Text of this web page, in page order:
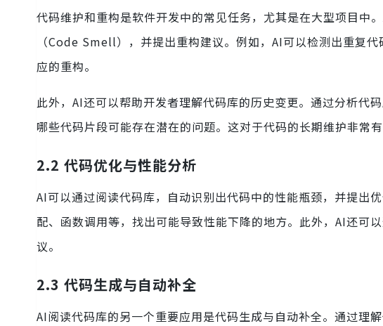
代码维护和重构是软件开发中的常见任务，尤其是在大型项目中
（Code Smell），并提出重构建议。例如，AI可以检测出重复
应的重构。
此外，AI还可以帮助开发者理解代码库的历史变更。通过分析代
哪些代码片段可能存在潜在的问题。这对于代码的长期维护非常有
2.2 代码优化与性能分析
AI可以通过阅读代码库，自动识别出代码中的性能瓶颈，并提出
配、函数调用等，找出可能导致性能下降的地方。此外，AI还可
议。
2.3 代码生成与自动补全
AI阅读代码库的另一个重要应用是代码生成与自动补全。通过理